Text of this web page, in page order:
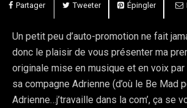
Partager Tweeter Épingler
Un petit peu d’auto-promotion ne fait
donc le plaisir de vous présenter ma
originale mise en musique et en voix par
sa compagne Adrienne (d’où le Be Mad
Adrienne…j’travaille dans la com’, ça se